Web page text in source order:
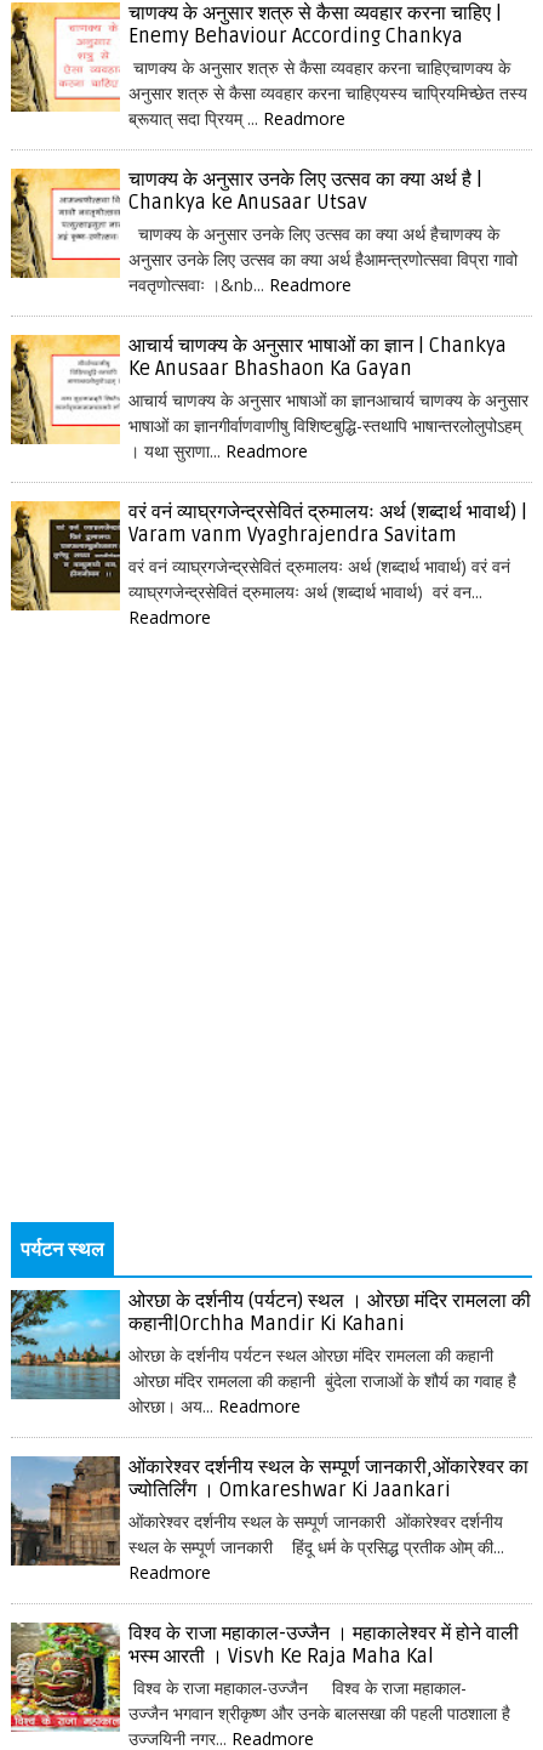
चाणक्य के अनुसार शत्रु से कैसा व्यवहार करना चाहिए |
Enemy Behaviour According Chankya
चाणक्य के अनुसार शत्रु से कैसा व्यवहार करना चाहिएचाणक्य के
अनुसार शत्रु से कैसा व्यवहार करना चाहिएयस्य चाप्रियमिच्छेत तस्य
ब्रूयात् सदा प्रियम् ... Readmore
चाणक्य के अनुसार उनके लिए उत्सव का क्या अर्थ है |
Chankya ke Anusaar Utsav
चाणक्य के अनुसार उनके लिए उत्सव का क्या अर्थ हैचाणक्य के
अनुसार उनके लिए उत्सव का क्या अर्थ हैआमन्त्रणोत्सवा विप्रा गावो
नवतृणोत्सवाः ।&nb... Readmore
आचार्य चाणक्य के अनुसार भाषाओं का ज्ञान | Chankya
Ke Anusaar Bhashaon Ka Gayan
आचार्य चाणक्य के अनुसार भाषाओं का ज्ञानआचार्य चाणक्य के अनुसार
भाषाओं का ज्ञानगीर्वाणवाणीषु विशिष्टबुद्धि-स्तथापि भाषान्तरलोलुपोऽहम्
। यथा सुराणा... Readmore
वरं वनं व्याघ्रगजेन्द्रसेवितं द्रुमालयः अर्थ (शब्दार्थ भावार्थ) |
Varam vanm Vyaghrajendra Savitam
वरं वनं व्याघ्रगजेन्द्रसेवितं द्रुमालयः अर्थ (शब्दार्थ भावार्थ) वरं वनं
व्याघ्रगजेन्द्रसेवितं द्रुमालयः अर्थ (शब्दार्थ भावार्थ) वरं वन...
Readmore
पर्यटन स्थल
ओरछा के दर्शनीय (पर्यटन) स्थल । ओरछा मंदिर रामलला की
कहानी|Orchha Mandir Ki Kahani
ओरछा के दर्शनीय पर्यटन स्थल ओरछा मंदिर रामलला की कहानी
ओरछा मंदिर रामलला की कहानी बुंदेला राजाओं के शौर्य का गवाह है
ओरछा। अय... Readmore
ओंकारेश्वर दर्शनीय स्थल के सम्पूर्ण जानकारी,ओंकारेश्वर का
ज्योतिर्लिंग । Omkareshwar Ki Jaankari
ओंकारेश्वर दर्शनीय स्थल के सम्पूर्ण जानकारी ओंकारेश्वर दर्शनीय
स्थल के सम्पूर्ण जानकारी हिंदू धर्म के प्रसिद्ध प्रतीक ओम् की...
Readmore
विश्व के राजा महाकाल-उज्जैन । महाकालेश्वर में होने वाली
भस्म आरती । Visvh Ke Raja Maha Kal
विश्व के राजा महाकाल-उज्जैन विश्व के राजा महाकाल-
उज्जैन भगवान श्रीकृष्ण और उनके बालसखा की पहली पाठशाला है
उज्जयिनी नगर... Readmore